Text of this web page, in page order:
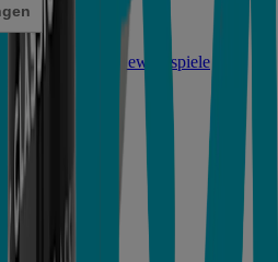
für Gewinnspiele
Alkoholfrei